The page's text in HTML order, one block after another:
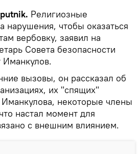
Религиозные
нарушения, чтобы оказаться
вербовку, заявил на
Совета безопасности
вызовы, он рассказал об
их "спящих"
некоторые члены
настал момент для
с внешним влиянием.